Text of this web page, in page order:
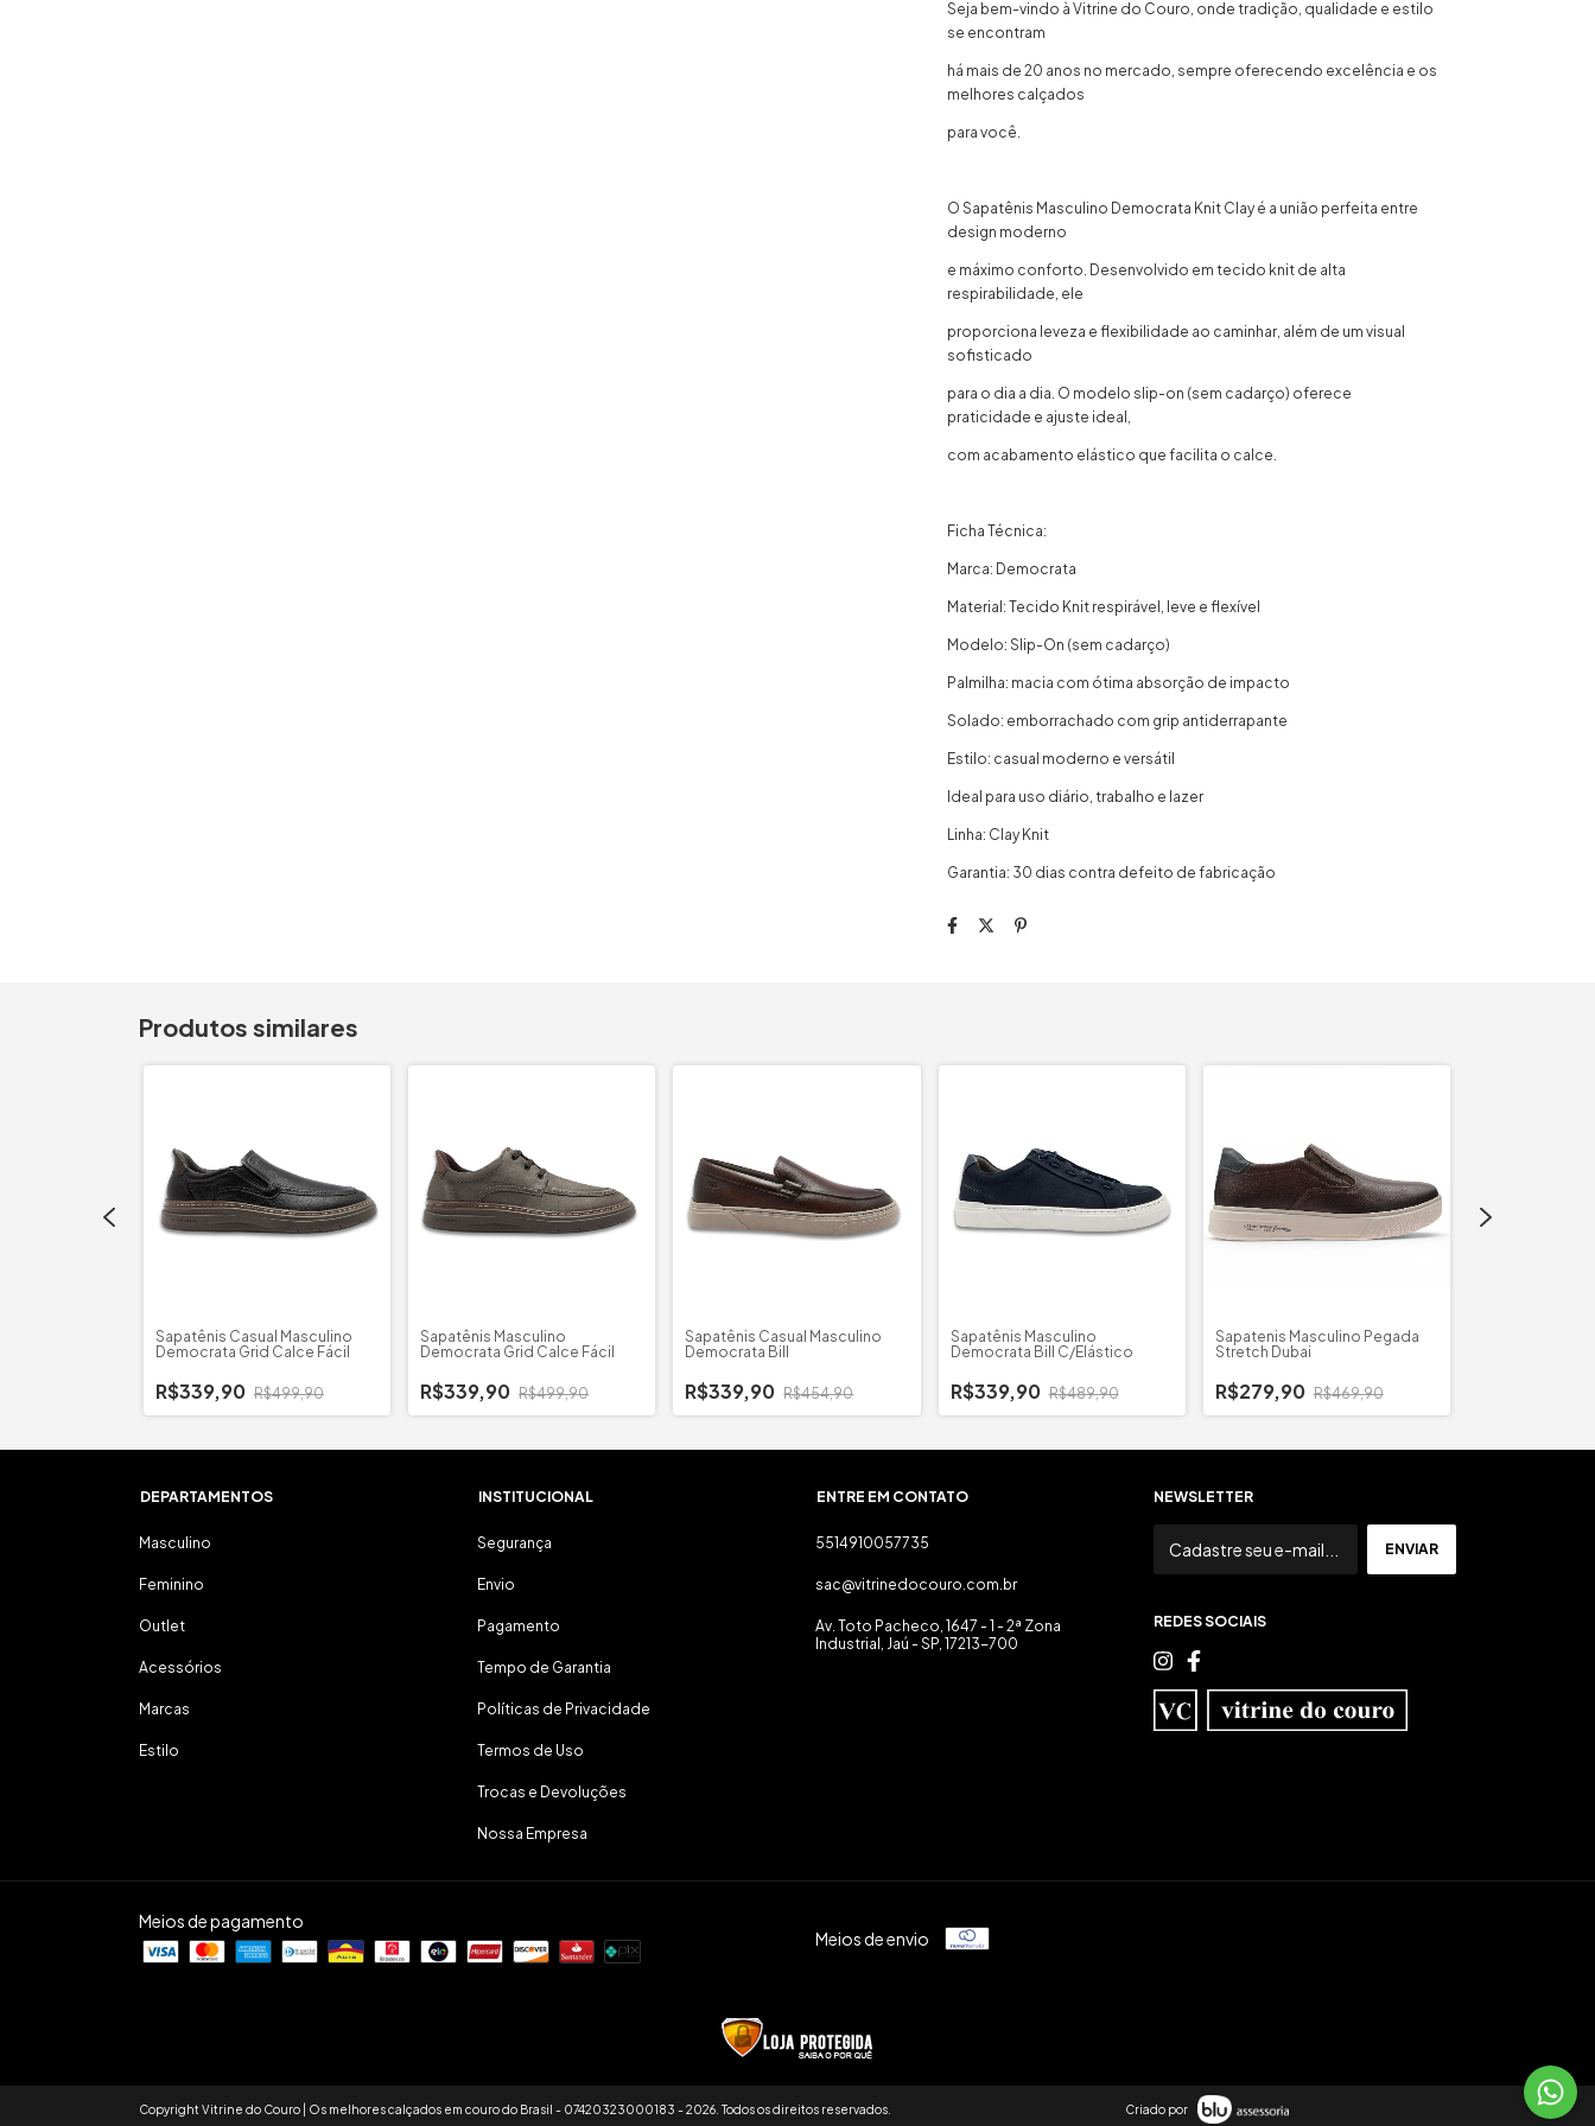
Seja bem-vindo à Vitrine do Couro, onde tradição, qualidade e estilo
se encontram
há mais de 20 anos no mercado, sempre oferecendo excelência e os
melhores calçados
para você.
O Sapatênis Masculino Democrata Knit Clay é a união perfeita entre
design moderno
e máximo conforto. Desenvolvido em tecido knit de alta
respirabilidade, ele
proporciona leveza e flexibilidade ao caminhar, além de um visual
sofisticado
para o dia a dia. O modelo slip-on (sem cadarço) oferece
praticidade e ajuste ideal,
com acabamento elástico que facilita o calce.
Ficha Técnica:
Marca: Democrata
Material: Tecido Knit respirável, leve e flexível
Modelo: Slip-On (sem cadarço)
Palmilha: macia com ótima absorção de impacto
Solado: emborrachado com grip antiderrapante
Estilo: casual moderno e versátil
Ideal para uso diário, trabalho e lazer
Linha: Clay Knit
Garantia: 30 dias contra defeito de fabricação
Produtos similares
Sapatênis Casual Masculino
Democrata Grid Calce Fácil
R$339,90 R$499,90
Sapatênis Masculino
Democrata Grid Calce Fácil
R$339,90 R$499,90
Sapatênis Casual Masculino
Democrata Bill
R$339,90 R$454,90
Sapatênis Masculino
Democrata Bill C/Elástico
R$339,90 R$489,90
Sapatenis Masculino Pegada
Stretch Dubai
R$279,90 R$469,90
DEPARTAMENTOS
Masculino
Feminino
Outlet
Acessórios
Marcas
Estilo
INSTITUCIONAL
Segurança
Envio
Pagamento
Tempo de Garantia
Políticas de Privacidade
Termos de Uso
Trocas e Devoluções
Nossa Empresa
ENTRE EM CONTATO
5514910057735
sac@vitrinedocouro.com.br
Av. Toto Pacheco, 1647 - 1 - 2ª Zona
Industrial, Jaú - SP, 17213-700
NEWSLETTER
REDES SOCIAIS
Meios de pagamento
Meios de envio
Copyright Vitrine do Couro | Os melhores calçados em couro do Brasil - 07420323000183 - 2026. Todos os direitos reservados. Criado por